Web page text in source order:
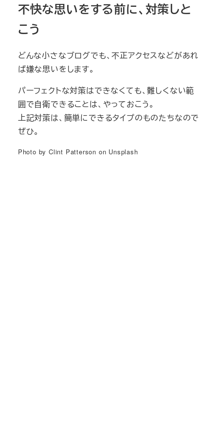
不快な思いをする前に、対策しと
こう
どんな小さなブログでも、不正アクセスなどがあれ
ば嫌な思いをします。
パーフェクトな対策はできなくても、難しくない範
囲で自衛できることは、やっておこう。
上記対策は、簡単にできるタイプのものたちなので
ぜひ。
Photo by Clint Patterson on Unsplash